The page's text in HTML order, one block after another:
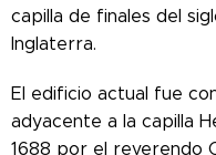
capilla de finales del
Inglaterra.
El edificio actual fue
adyacente a la capilla
1688 por el reverendo